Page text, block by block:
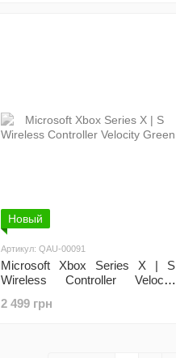
Новый
Артикул: QAU-00091
Microsoft Xbox Series X | S
Wireless Controller Velocity
2 499 грн